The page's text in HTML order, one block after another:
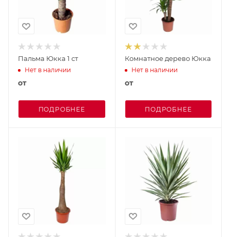
Пальма Юкка 1 ст
Нет в наличии
от
ПОДРОБНЕЕ
Комнатное дерево Юкка
Нет в наличии
от
ПОДРОБНЕЕ